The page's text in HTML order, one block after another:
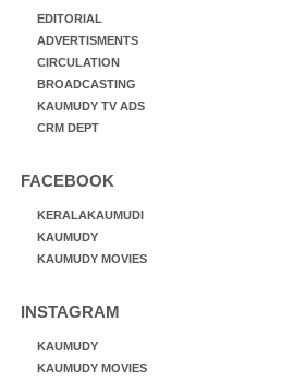
EDITORIAL
ADVERTISMENTS
CIRCULATION
BROADCASTING
KAUMUDY TV ADS
CRM DEPT
FACEBOOK
KERALAKAUMUDI
KAUMUDY
KAUMUDY MOVIES
INSTAGRAM
KAUMUDY
KAUMUDY MOVIES